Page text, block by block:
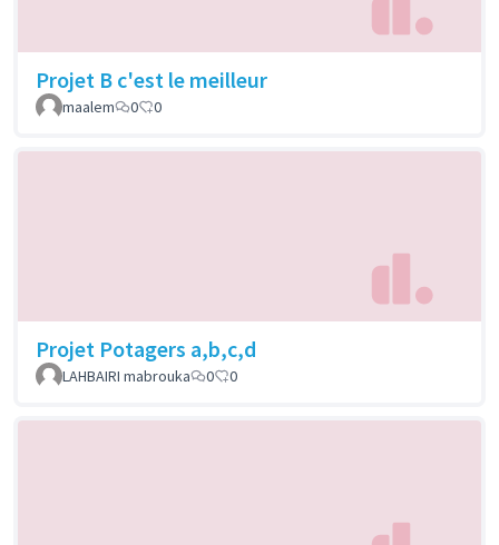
Projet B c'est le meilleur
maalem 0 0
Projet Potagers a,b,c,d
LAHBAIRI mabrouka 0 0